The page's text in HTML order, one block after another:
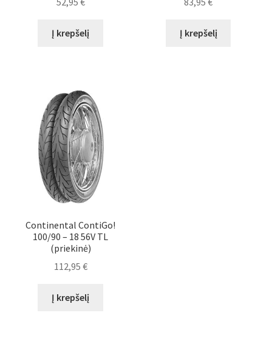
Į krepšelį Į krepšelį
Continental ContiGo!
100/90 – 18 56V TL
(priekinė)
112,95 €
Į krepšelį